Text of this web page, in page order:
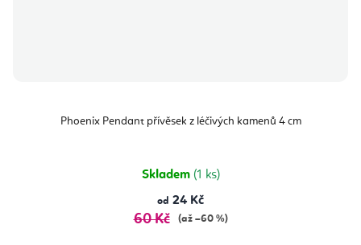
Phoenix Pendant přívěsek z léčivých kamenů 4 cm
Skladem (1 ks)
od 24 Kč
60 Kč (až –60 %)